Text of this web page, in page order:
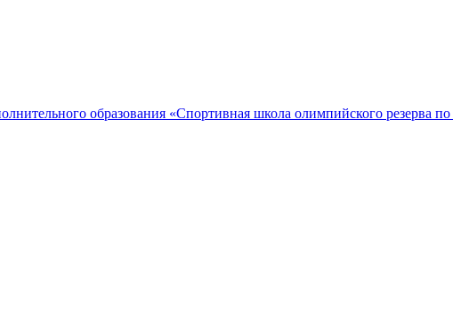
образования «Спортивная школа олимпийского резерва